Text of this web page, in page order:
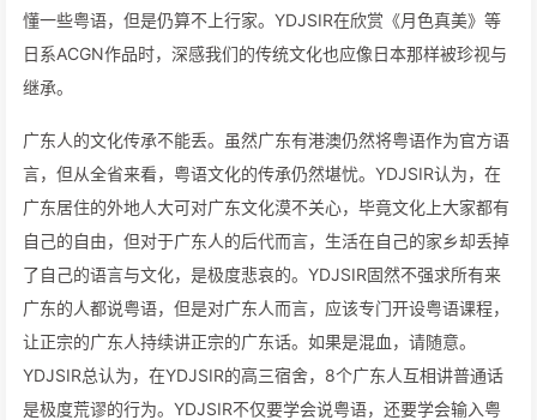
懂一些粤语，但是仍算不上行家。YDJSIR在欣赏《月色真美》等
日系ACGN作品时，深感我们的传统文化也应像日本那样被珍视与
继承。
广东人的文化传承不能丢。虽然广东有港澳仍然将粤语作为官方语
言，但从全省来看，粤语文化的传承仍然堪忧。YDJSIR认为，在
广东居住的外地人大可对广东文化漠不关心，毕竟文化上大家都有
自己的自由，但对于广东人的后代而言，生活在自己的家乡却丢掉
了自己的语言与文化，是极度悲哀的。YDJSIR固然不强求所有来
广东的人都说粤语，但是对广东人而言，应该专门开设粤语课程，
让正宗的广东人持续讲正宗的广东话。如果是混血，请随意。
YDJSIR总认为，在YDJSIR的高三宿舍，8个广东人互相讲普通话
是极度荒谬的行为。YDJSIR不仅要学会说粤语，还要学会输入粤